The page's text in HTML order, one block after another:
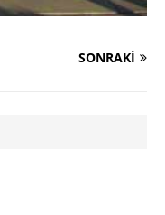
SONRAKI